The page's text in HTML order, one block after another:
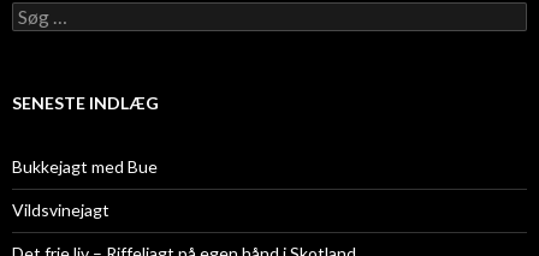
Søg
efter:
SENESTE INDLÆG
Bukkejagt med Bue
Vildsvinejagt